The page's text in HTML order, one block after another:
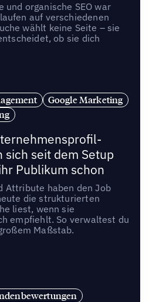
und organische SEO war
auf verschiedenen
wählt keine Seite – sie
ob sie dich
Google Marketing
sich seit dem Setup
Publikum schon
Attribute haben den Job
die strukturierten
liest, wenn sie
empfiehlt. So verwaltest du
Maßstab.